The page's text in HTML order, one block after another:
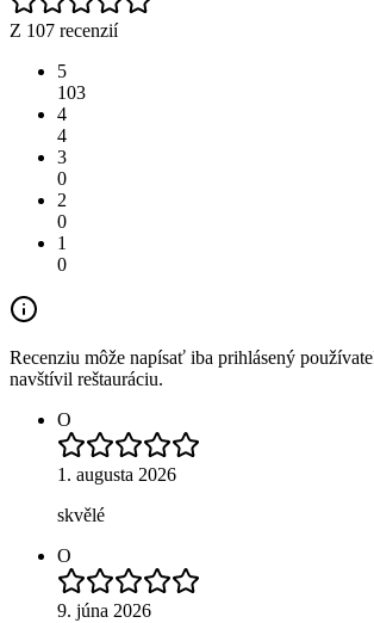
Z 107 recenzií
5
103
4
4
3
0
2
0
1
0
Recenziu môže napísať iba prihlásený
navštívil reštauráciu.
O
1. augusta 2026
skvělé
O
9. júna 2026